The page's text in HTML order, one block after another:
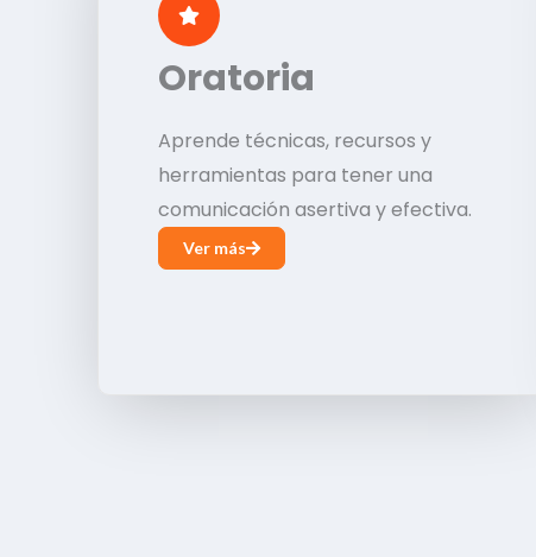
Oratoria
Aprende técnicas, recursos y
herramientas para tener una
comunicación asertiva y efectiva.
Ver más